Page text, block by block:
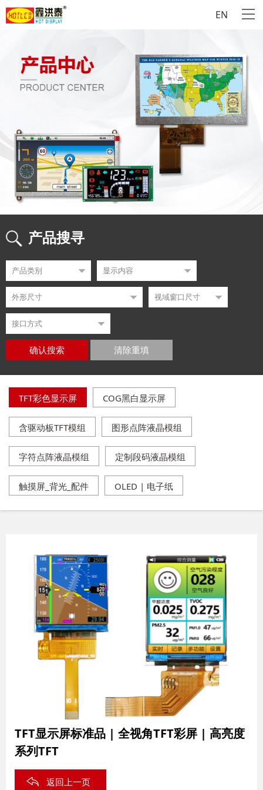
EN
产品搜寻
确认搜索 清除重填
TFT彩色显示屏 COG黑白显示屏
含驱动板TFT模组 图形点阵液晶模组
字符点阵液晶模组 定制段码液晶模组
触摸屏_背光_配件 OLED | 电子纸
TFT显示屏标准品 | 全视角TFT彩屏 | 高亮度
系列TFT
返回上一页